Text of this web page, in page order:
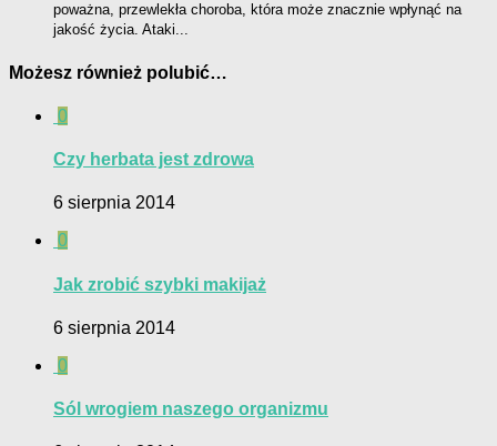
poważna, przewlekła choroba, która może znacznie wpłynąć na
jakość życia. Ataki...
Możesz również polubić…
0
Czy herbata jest zdrowa
6 sierpnia 2014
0
Jak zrobić szybki makijaż
6 sierpnia 2014
0
Sól wrogiem naszego organizmu